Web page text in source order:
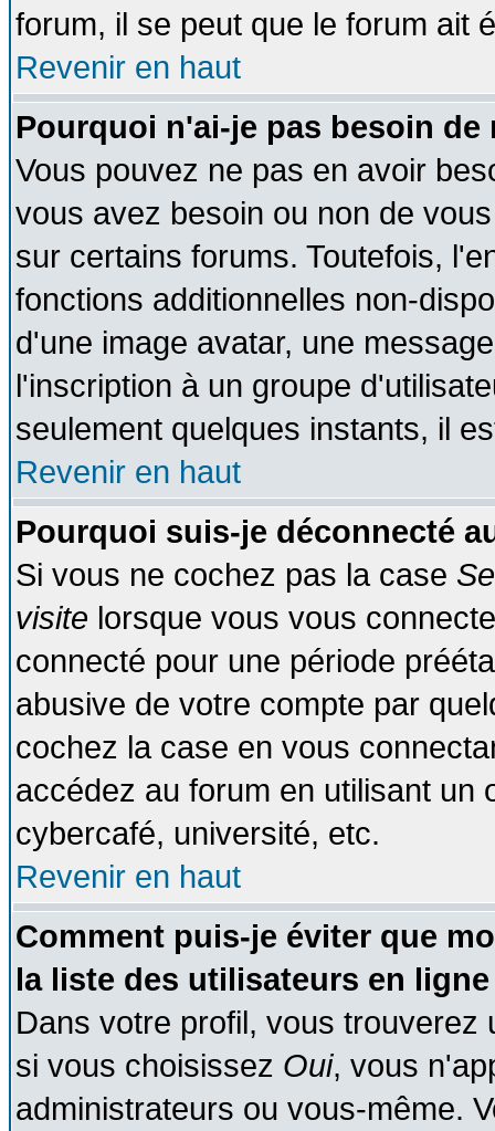
forum, il se peut que le forum ait
Revenir en haut
Pourquoi n'ai-je pas besoin de
Vous pouvez ne pas en avoir
vous avez besoin ou non de
sur certains forums. Toutefois,
fonctions additionnelles non-
d'une image avatar, une
l'inscription à un groupe
seulement quelques instants, il
Revenir en haut
Pourquoi suis-je déconnecté
Si vous ne cochez pas la case
visite lorsque vous vous
connecté pour une période
abusive de votre compte par
cochez la case en vous
accédez au forum en utilisant un
cybercafé, université, etc.
Revenir en haut
Comment puis-je éviter que
la liste des utilisateurs en
Dans votre profil, vous trouverez
si vous choisissez Oui, vous
administrateurs ou vous-même.